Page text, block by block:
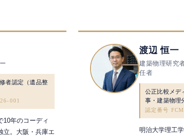
者認定（遺品整
001
10年のコーディ
立。大阪・兵庫エ
渡辺 恒一
建築物理研究
任者
公正比較メデ
事・建築物理
認定番号
明治大学理工